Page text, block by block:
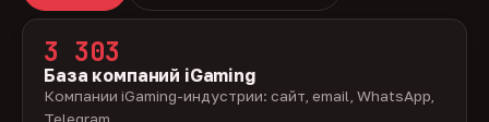
3 303
База компаний iGaming
Компании iGaming-индустрии: сайт, email, WhatsApp,